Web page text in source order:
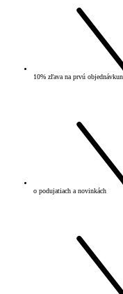
10% zľava na prvú objednávku
o podujatiach a novinkách